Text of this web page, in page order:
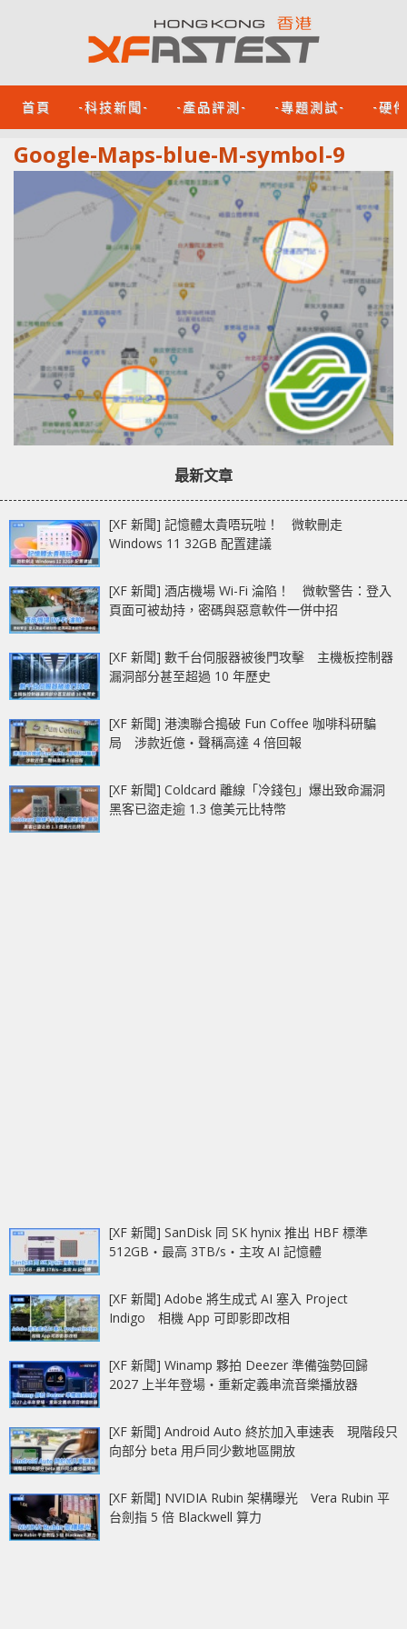
首頁 -科技新聞- -產品評測- -專題測試- -硬
Google-Maps-blue-M-symbol-9
最新文章
[XF 新聞] 記憶體太貴唔玩啦！ 微軟刪走
Windows 11 32GB 配置建議
[XF 新聞] 酒店機場 Wi-Fi 淪陷！ 微軟警告：登入
頁面可被劫持，密碼與惡意軟件一併中招
[XF 新聞] 數千台伺服器被後門攻擊 主機板控制器
漏洞部分甚至超過 10 年歷史
[XF 新聞] 港澳聯合搗破 Fun Coffee 咖啡科研騙
局 涉款近億‧聲稱高達 4 倍回報
[XF 新聞] Coldcard 離線「冷錢包」爆出致命漏洞
黑客已盜走逾 1.3 億美元比特幣
[XF 新聞] SanDisk 同 SK hynix 推出 HBF 標準
512GB‧最高 3TB/s‧主攻 AI 記憶體
[XF 新聞] Adobe 將生成式 AI 塞入 Project
Indigo 相機 App 可即影即改相
[XF 新聞] Winamp 夥拍 Deezer 準備強勢回歸
2027 上半年登場‧重新定義串流音樂播放器
[XF 新聞] Android Auto 終於加入車速表 現階段只
向部分 beta 用戶同少數地區開放
[XF 新聞] NVIDIA Rubin 架構曝光 Vera Rubin 平
台劍指 5 倍 Blackwell 算力